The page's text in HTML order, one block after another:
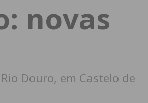
Perdeu a sua senha?
novas
Douro, em Castelo de